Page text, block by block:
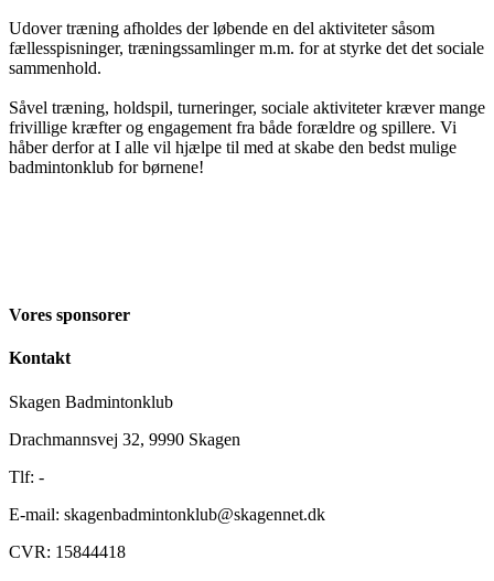
Udover træning afholdes der løbende en del aktiviteter såsom
fællesspisninger, træningssamlinger m.m. for at styrke det det sociale
sammenhold.
Såvel træning, holdspil, turneringer, sociale aktiviteter kræver mange
frivillige kræfter og engagement fra både forældre og spillere. Vi
håber derfor at I alle vil hjælpe til med at skabe den bedst mulige
badmintonklub for børnene!
Vores sponsorer
Kontakt
Skagen Badmintonklub
Drachmannsvej 32, 9990 Skagen
Tlf: -
E-mail: skagenbadmintonklub@skagennet.dk
CVR: 15844418